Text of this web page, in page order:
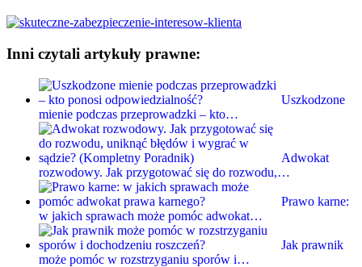
Inni czytali artykuły prawne:
Uszkodzone
mienie podczas przeprowadzki – kto…
Adwokat
rozwodowy. Jak przygotować się do rozwodu,…
Prawo karne:
w jakich sprawach może pomóc adwokat…
Jak prawnik
może pomóc w rozstrzyganiu sporów i…